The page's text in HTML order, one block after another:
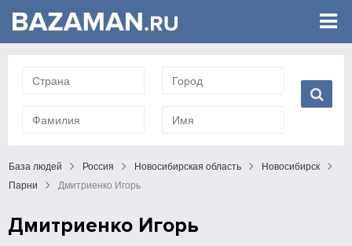
База людей Россия Новосибирская область
Новосибирск
Парни
Дмитриенко Игорь
Дмитриенко Игорь